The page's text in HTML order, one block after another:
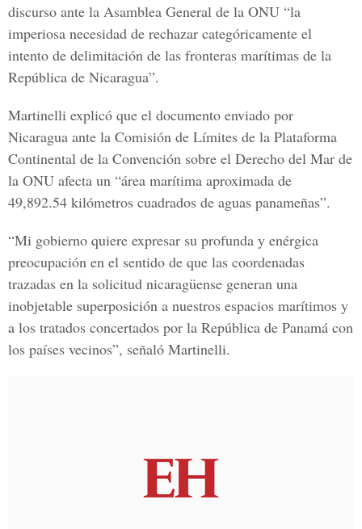
discurso ante la Asamblea General de la ONU “la
imperiosa necesidad de rechazar categóricamente el
intento de delimitación de las fronteras marítimas de la
República de Nicaragua”.
Martinelli explicó que el documento enviado por
Nicaragua ante la Comisión de Límites de la Plataforma
Continental de la Convención sobre el Derecho del Mar de
la ONU afecta un “área marítima aproximada de
49,892.54 kilómetros cuadrados de aguas panameñas”.
“Mi gobierno quiere expresar su profunda y enérgica
preocupación en el sentido de que las coordenadas
trazadas en la solicitud nicaragüense generan una
inobjetable superposición a nuestros espacios marítimos y
a los tratados concertados por la República de Panamá con
los países vecinos”, señaló Martinelli.